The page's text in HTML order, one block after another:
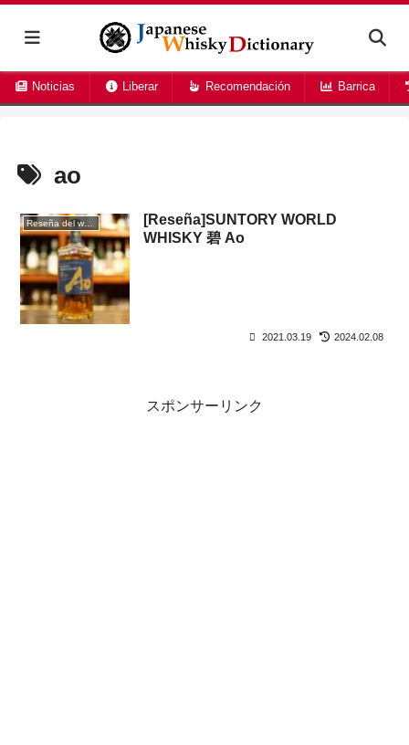
Noticias Liberar Recomendación Barrica
ao
Reseña del whisky
[Reseña]SUNTORY WORLD
WHISKY 碧 Ao
2021.03.19 2024.02.08
スポンサーリンク